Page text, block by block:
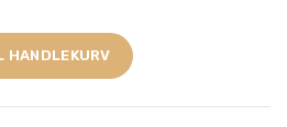
HANDLEKURV